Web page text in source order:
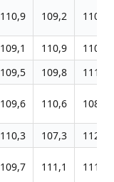
110,9 109,2 110,5
109,1 110,9
110,8
109,5 109,8
111,5
109,6 110,6 108,0
110,3 107,3
112,0
109,7 111,1 111,1